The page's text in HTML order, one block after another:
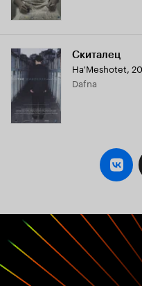
Скиталец
Ha'Meshotet,
Dafna